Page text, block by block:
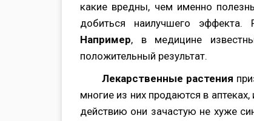
какие вредны, чем именно
добиться наилучшего эффекта.
Например, в медицине
положительный результат.
Лекарственные растения
многие из них продаются в
действию они зачастую не хуже